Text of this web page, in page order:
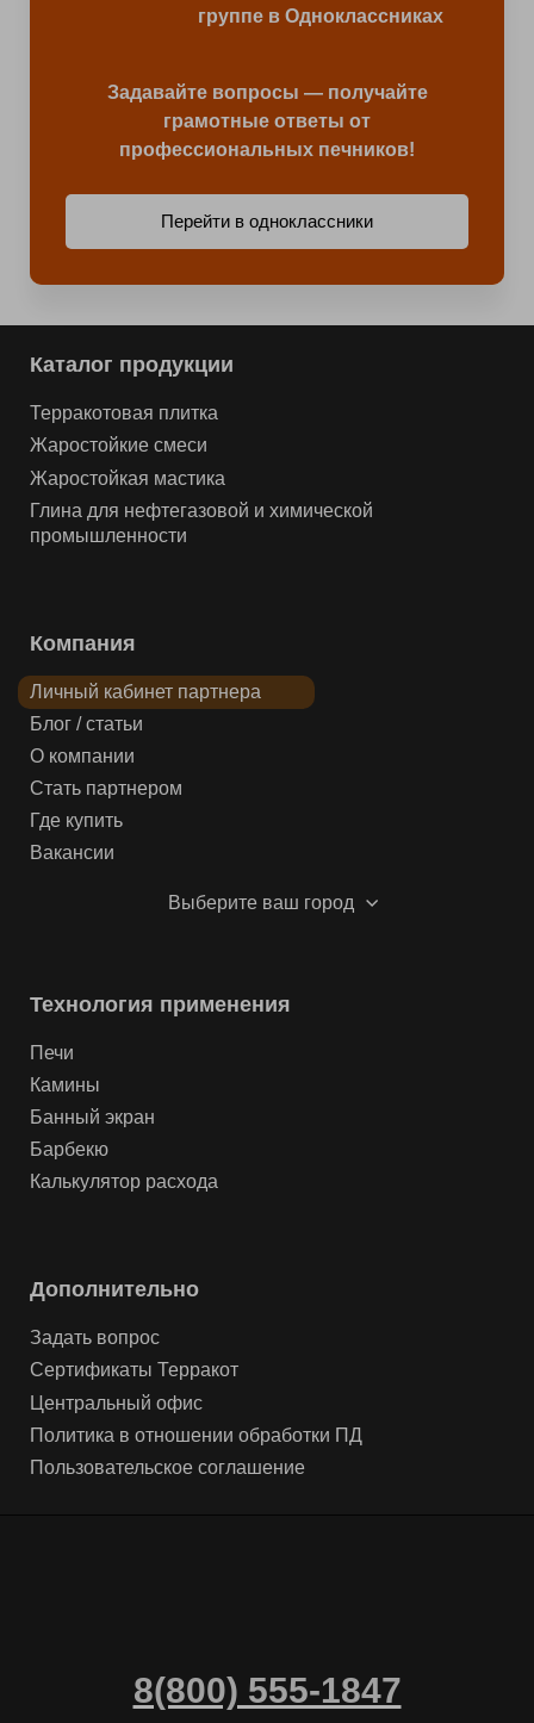
группе в Одноклассниках
Задавайте вопросы — получайте
грамотные ответы от
профессиональных печников!
Перейти в одноклассники
Каталог продукции
Терракотовая плитка
Жаростойкие смеси
Жаростойкая мастика
Глина для нефтегазовой и химической
промышленности
Компания
Личный кабинет партнера
Блог / статьи
О компании
Стать партнером
Где купить
Вакансии
Выберите ваш город
Технология применения
Печи
Камины
Банный экран
Барбекю
Калькулятор расхода
Дополнительно
Задать вопрос
Сертификаты Терракот
Центральный офис
Политика в отношении обработки ПД
Пользовательское соглашение
8(800) 555-1847